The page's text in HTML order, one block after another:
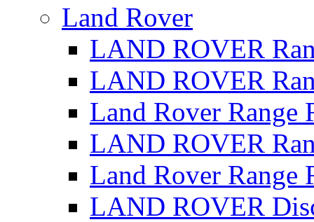
Land Rover
LAND ROVER
LAND ROVER
Land Rover Range
LAND ROVER
Land Rover Range
LAND ROVER